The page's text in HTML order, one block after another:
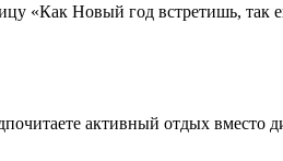
«Как Новый год встретишь,
активный отдых вместо